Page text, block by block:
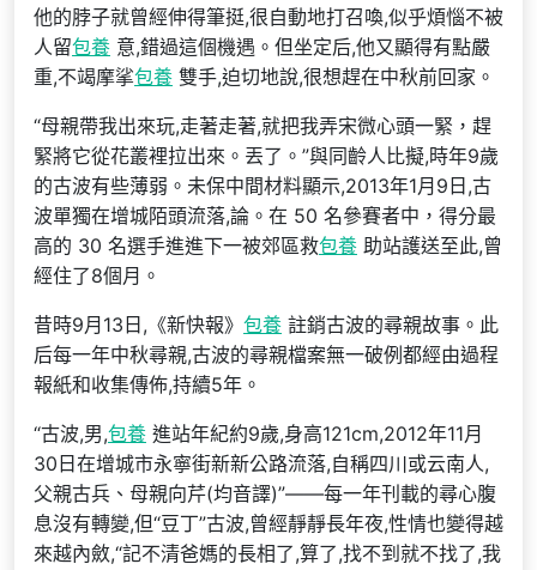
他的脖子就曾經伸得筆挺,很自動地打召喚,似乎煩惱不被
人留包養 意,錯過這個機遇。但坐定后,他又顯得有點嚴
重,不竭摩挲包養 雙手,迫切地說,很想趕在中秋前回家。
“母親帶我出來玩,走著走著,就把我弄宋微心頭一緊，趕
緊將它從花叢裡拉出來。丟了。”與同齡人比擬,時年9歲
的古波有些薄弱。未保中間材料顯示,2013年1月9日,古
波單獨在增城陌頭流落,論。在 50 名參賽者中，得分最
高的 30 名選手進進下一被郊區救包養 助站護送至此,曾
經住了8個月。
昔時9月13日,《新快報》 包養 註銷古波的尋親故事。此
后每一年中秋尋親,古波的尋親檔案無一破例都經由過程
報紙和收集傳佈,持續5年。
“古波,男,包養 進站年紀約9歲,身高121cm,2012年11月
30日在增城市永寧街新新公路流落,自稱四川或云南人,
父親古兵、母親向芹(均音譯)”——每一年刊載的尋心腹
息沒有轉變,但“豆丁”古波,曾經靜靜長年夜,性情也變得越
來越內斂,“記不清爸媽的長相了,算了,找不到就不找了,我